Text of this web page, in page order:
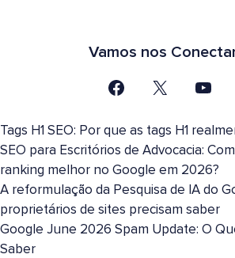
Vamos nos
Tags H1 SEO: Por que as tags H1
SEO para Escritórios de Advocacia:
ranking melhor no Google em 2026?
A reformulação da Pesquisa de IA do
proprietários de sites precisam saber
Google June 2026 Spam Update: O
Saber